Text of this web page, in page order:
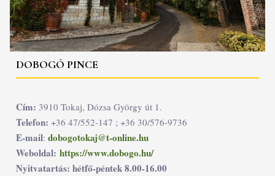
DOBOGÓ PINCE
Cím: 3910 Tokaj, Dózsa György út 1.
Telefon: +36 47/552-147 ; +36 30/576-9736
E-mail: dobogotokaj@t-online.hu
Weboldal: https://www.dobogo.hu/
Nyitvatartás: hétfő-péntek 8.00-16.00